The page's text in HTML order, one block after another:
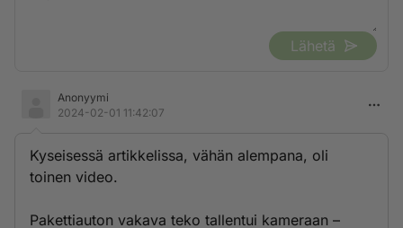
Lähetä
Anonyymi
2024-02-01 11:42:07
Kyseisessä artikkelissa, vähän alempana, oli
toinen video.
Pakettiauton vakava teko tallentui kameraan –